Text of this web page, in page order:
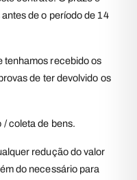
de o período de 14
tenhamos recebido os
de ter devolvido os
coleta de bens.
redução do valor
do necessário para